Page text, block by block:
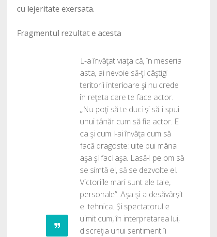
cu lejeritate exersata.
Fragmentul rezultat e acesta
L-a învăţat viaţa că, în meseria
asta, ai nevoie să-ţi câştigi
teritorii interioare şi nu crede
în reţeta care te face actor.
„Nu poţi să te duci şi să-i spui
unui tânăr cum să fie actor. E
ca şi cum l-ai învăţa cum să
facă dragoste: uite pui mâna
aşa şi faci aşa. Lasă-l pe om să
se simtă el, să se dezvolte el.
Victoriile mari sunt ale tale,
personale”. Aşa şi-a desăvârşit
el tehnica. Şi spectatorul e
uimit cum, în interpretarea lui,
discreţia unui sentiment îi